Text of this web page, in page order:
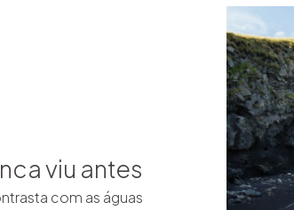
viu antes
com as águas